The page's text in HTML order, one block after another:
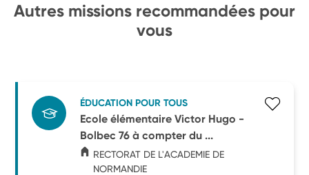
Autres missions recommandées pour
vous
ÉDUCATION POUR TOUS
Ecole élémentaire Victor Hugo -
Bolbec 76 à compter du ...
RECTORAT DE L'ACADEMIE DE
NORMANDIE